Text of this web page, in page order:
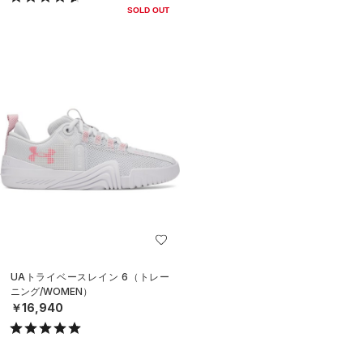
SOLD OUT
UAトライベースレイン 6（トレー
ニング/WOMEN）
￥16,940